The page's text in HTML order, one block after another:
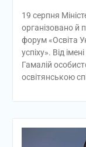
19 серпня
організовано й
форум «Освіта
успіху». Від
Гамалій
освітянською